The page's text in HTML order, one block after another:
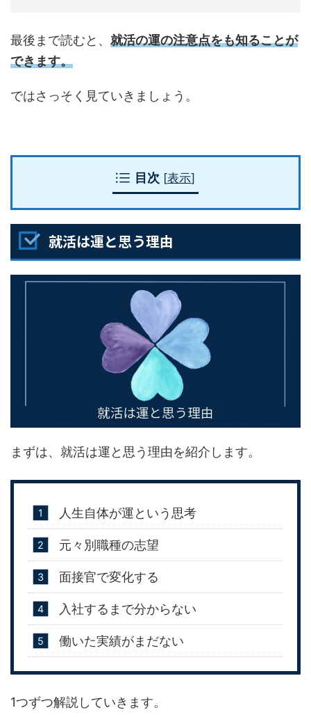
最後まで読むと、 就活の運の注意点をも知ることが
できます。
ではさっそく見ていきましょう。
目次 [表示]
就活は運と思う理由
まずは、就活は運と思う理由を紹介します。
人生自体が運という思考
元々別職種の志望
面接官で変化する
入社するまで分からない
働いた実績がまだない
1つずつ解説していきます。